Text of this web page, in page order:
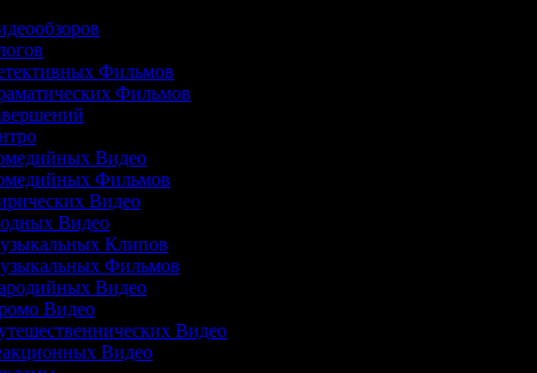
Фильмов
Фильмов
Видео
Фильмов
Видео
Видео
Клипов
Фильмов
Видео
Видео
Видео
Видео